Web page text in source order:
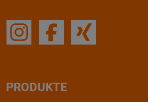
PRODUKTE